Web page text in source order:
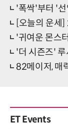
'폭싹'부터 '
[오늘의 운세
'귀여운 몬스
'더 시즌즈'
82메이저, 매력
ET Events